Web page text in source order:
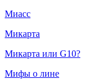
Миасс
Микарта
Микарта или G10?
Мифы о лине